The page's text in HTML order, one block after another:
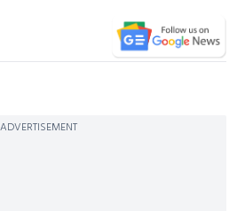
ADVERTISEMENT